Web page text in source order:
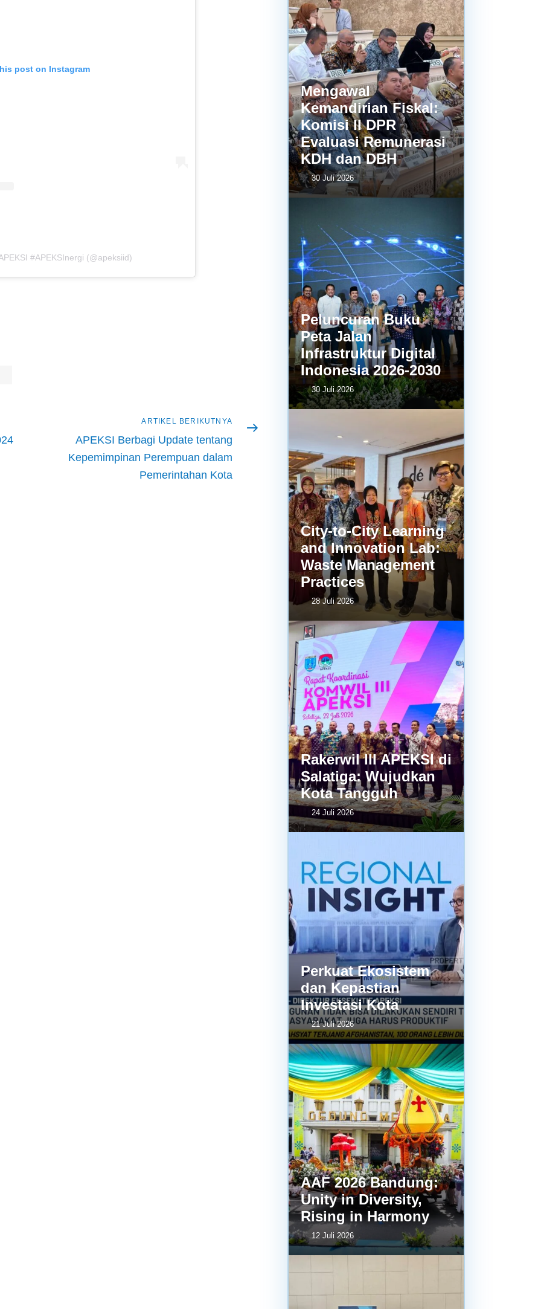
post on Instagram
#APEKSInergi (@apeksiid)
berikutnya
ARTIKEL BERIKUTNYA
APEKSI Berbagi Update tentang
Kepemimpinan Perempuan dalam
Pemerintahan Kota
Mengawal
Kemandirian Fiskal:
Komisi II DPR
Evaluasi Remunerasi
KDH dan DBH
30 Juli 2026
Peluncuran Buku
Peta Jalan
Infrastruktur Digital
Indonesia 2026-2030
30 Juli 2026
City-to-City Learning
and Innovation Lab:
Waste Management
Practices
28 Juli 2026
Rakerwil III APEKSI di
Salatiga: Wujudkan
Kota Tangguh
24 Juli 2026
Perkuat Ekosistem
dan Kepastian
Investasi Kota
21 Juli 2026
AAF 2026 Bandung:
Unity in Diversity,
Rising in Harmony
12 Juli 2026